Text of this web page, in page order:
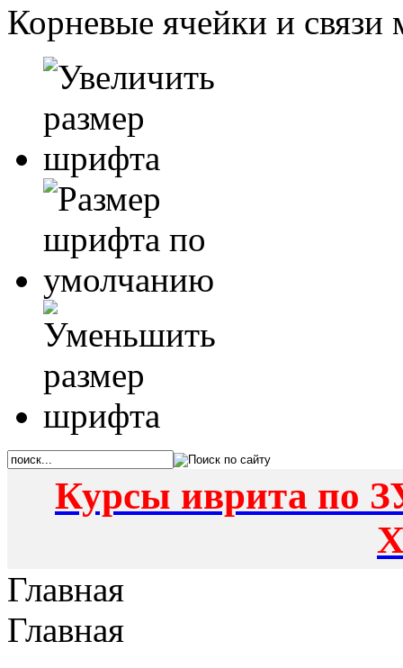
Корневые ячейки и
Курсы иврита по
Главная
Главная